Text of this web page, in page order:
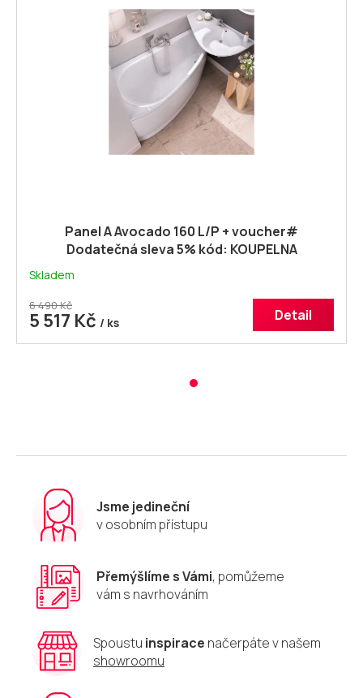
Panel A Avocado 160 L/P + voucher#
Dodatečná sleva 5% kód: KOUPELNA
Skladem
6 490 Kč
5 517 Kč / ks Detail
Jsme jedineční
v osobním přístupu
Přemýšlíme s Vámi, pomůžeme
vám s navrhováním
Spoustu inspirace načerpáte v našem
showroomu